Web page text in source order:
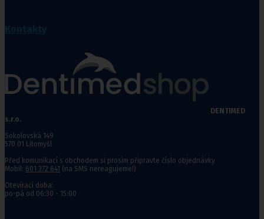
DENTIMED
s.r.o.
Sokolovská 149
570 01 Litomyšl
Před komunikací s obchodem si prosím připravte číslo objednávky
Mobil: 601 372 641 (na SMS nereagujeme!)
Otevírací doba:
po-pá od 06:30 - 15:00